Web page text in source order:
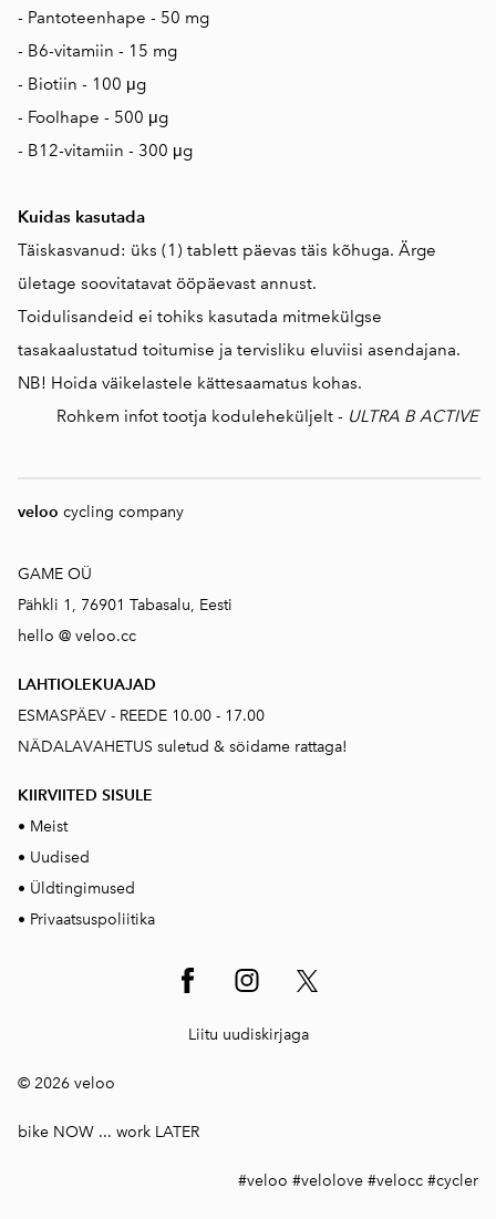
- Pantoteenhape - 50 mg
- B6-vitamiin - 15 mg
- Biotiin - 100 μg
- Foolhape - 500 μg
- B12-vitamiin - 300 μg
Kuidas kasutada
Täiskasvanud: üks (1) tablett päevas täis kõhuga. Ärge
ületage soovitatavat ööpäevast annust.
Toidulisandeid ei tohiks kasutada mitmekülgse
tasakaalustatud toitumise ja tervisliku eluviisi asendajana.
NB! Hoida väikelastele kättesaamatus kohas.
Rohkem infot tootja koduleheküljelt - ULTRA B ACTIVE
veloo cycling company
GAME OÜ
Pähkli 1, 76901 Tabasalu, Eesti
hello @ veloo.cc
LAHTIOLEKUAJAD
ESMASPÄEV - REEDE 10.00 - 17.00
NÄDALAVAHETUS suletud & söidame rattaga!
KIIRVIITED SISULE
• Meist
• Uudised
• Üldtingimused
• Privaatsuspoliitika
Liitu uudiskirjaga
© 2026 veloo
bike NOW ... work LATER
#veloo #velolove #velocc #cycler